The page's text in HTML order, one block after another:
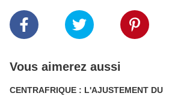
Vous aimerez aussi
CENTRAFRIQUE : L'AJUSTEMENT DU